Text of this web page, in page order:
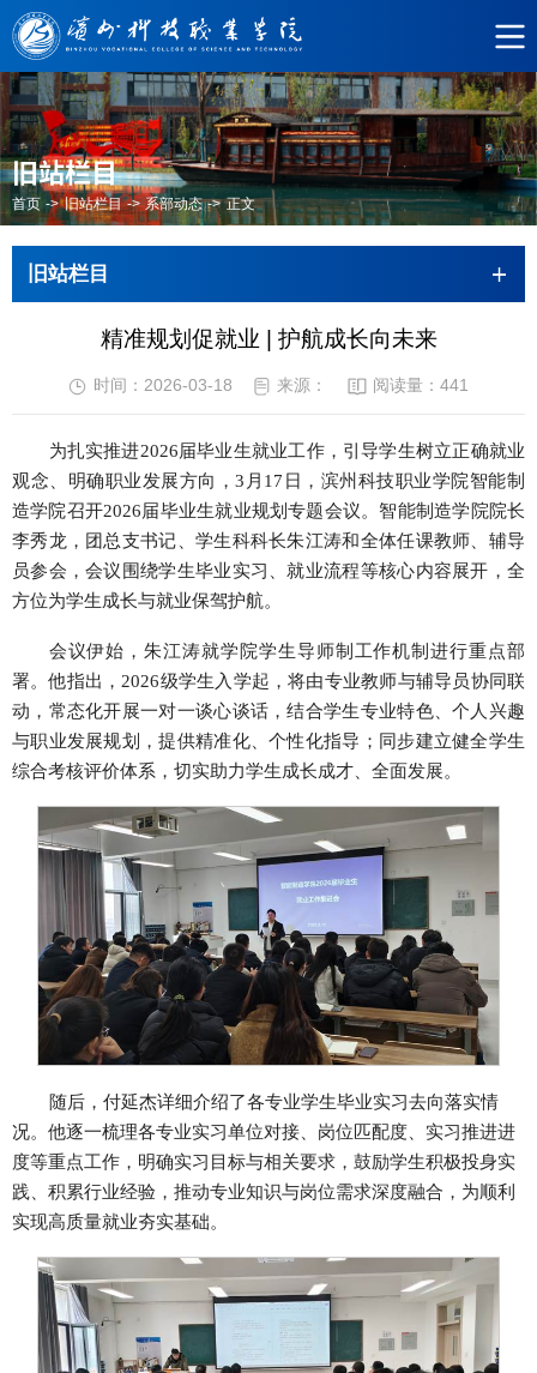
旧站栏目
首页 -> 旧站栏目 -> 系部动态 -> 正文
旧站栏目
精准规划促就业 | 护航成长向未来
时间：2026-03-18 来源： 阅读量：441
为扎实推进2026届毕业生就业工作，引导学生树立正确就业
观念、明确职业发展方向，3月17日，滨州科技职业学院智能制
造学院召开2026届毕业生就业规划专题会议。智能制造学院院长
李秀龙，团总支书记、学生科科长朱江涛和全体任课教师、辅导
员参会，会议围绕学生毕业实习、就业流程等核心内容展开，全
方位为学生成长与就业保驾护航。
会议伊始，朱江涛就学院学生导师制工作机制进行重点部
署。他指出，2026级学生入学起，将由专业教师与辅导员协同联
动，常态化开展一对一谈心谈话，结合学生专业特色、个人兴趣
与职业发展规划，提供精准化、个性化指导；同步建立健全学生
综合考核评价体系，切实助力学生成长成才、全面发展。
随后，付延杰详细介绍了各专业学生毕业实习去向落实情
况。他逐一梳理各专业实习单位对接、岗位匹配度、实习推进进
度等重点工作，明确实习目标与相关要求，鼓励学生积极投身实
践、积累行业经验，推动专业知识与岗位需求深度融合，为顺利
实现高质量就业夯实基础。